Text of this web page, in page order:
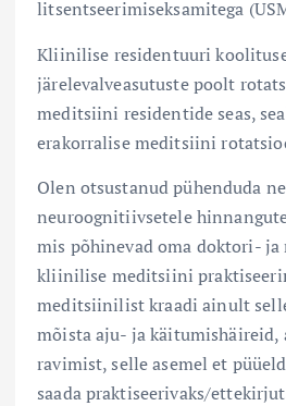
litsentseerimiseksamitega
Kliinilise residentuuri
järelevalveasutuste poolt
meditsiini residentide seas,
erakorralise meditsiini
Olen otsustanud pühenduda
neuroognitiivsetele
mis põhinevad oma doktori-
kliinilise meditsiini
meditsiinilist kraadi ainult
mõista aju- ja
ravimist, selle asemel et
saada praktiseerivaks/